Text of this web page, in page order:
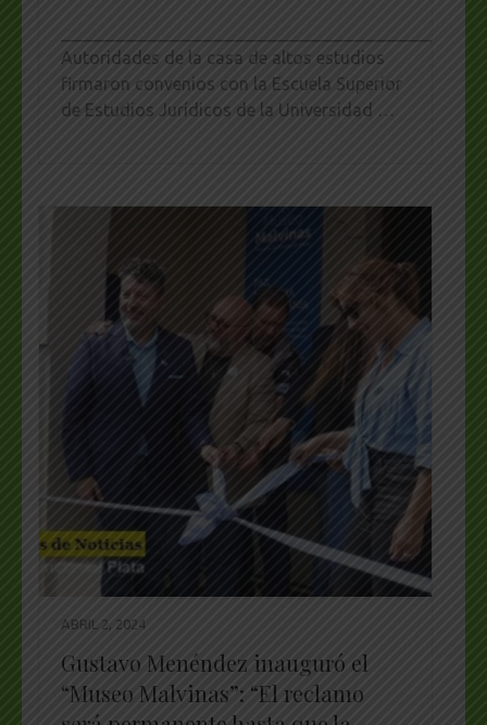
Autoridades de la casa de altos estudios
firmaron convenios con la Escuela Superior
de Estudios Jurídicos de la Universidad …
ABRIL 2, 2024
Gustavo Menéndez inauguró el
“Museo Malvinas”: “El reclamo